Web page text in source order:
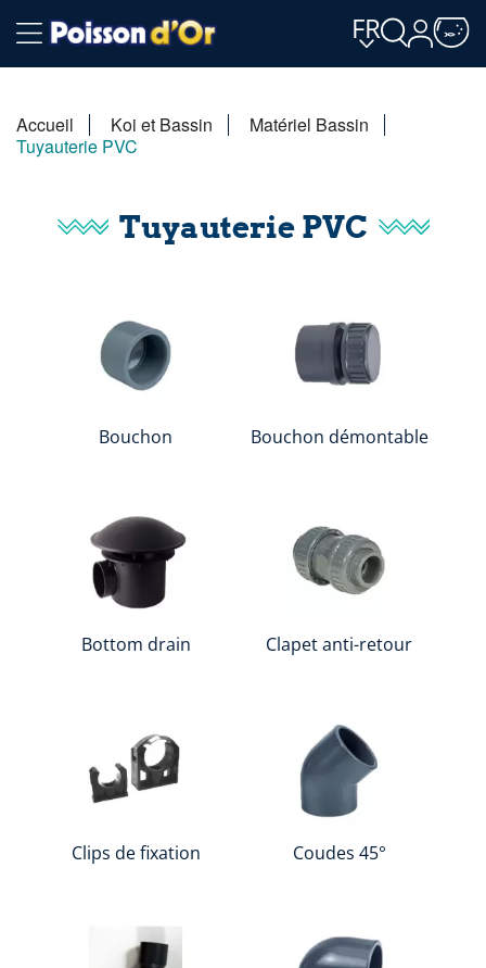
FR
Accueil Koi et Bassin
Matériel Bassin
Tuyauterie PVC
Tuyauterie PVC
Bouchon Bouchon démontable
Bottom drain Clapet anti-retour
Clips de fixation Coudes 45°